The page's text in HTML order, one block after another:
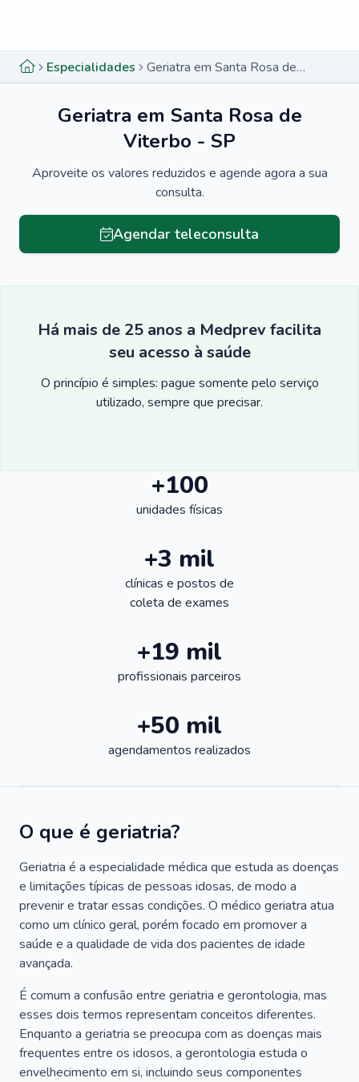
Especialidades Geriatra em Santa Rosa de Viterbo - SP
Geriatra em Santa Rosa de
Viterbo - SP
Aproveite os valores reduzidos e agende agora a sua
consulta.
Agendar teleconsulta
Há mais de 25 anos a Medprev facilita
seu acesso à saúde
O princípio é simples: pague somente pelo serviço
utilizado, sempre que precisar.
+100
unidades físicas
+3 mil
clínicas e postos de
coleta de exames
+19 mil
profissionais parceiros
+50 mil
agendamentos realizados
O que é geriatria?
Geriatria é a especialidade médica que estuda as doenças
e limitações típicas de pessoas idosas, de modo a
prevenir e tratar essas condições. O médico geriatra atua
como um clínico geral, porém focado em promover a
saúde e a qualidade de vida dos pacientes de idade
avançada.
É comum a confusão entre geriatria e gerontologia, mas
esses dois termos representam conceitos diferentes.
Enquanto a geriatria se preocupa com as doenças mais
frequentes entre os idosos, a gerontologia estuda o
envelhecimento em si, incluindo seus componentes